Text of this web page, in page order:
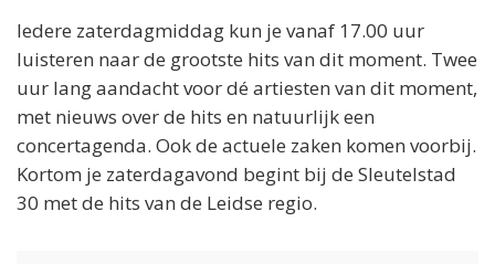
Iedere zaterdagmiddag kun je vanaf 17.00 uur
luisteren naar de grootste hits van dit moment. Twee
uur lang aandacht voor dé artiesten van dit moment,
met nieuws over de hits en natuurlijk een
concertagenda. Ook de actuele zaken komen voorbij.
Kortom je zaterdagavond begint bij de Sleutelstad
30 met de hits van de Leidse regio.